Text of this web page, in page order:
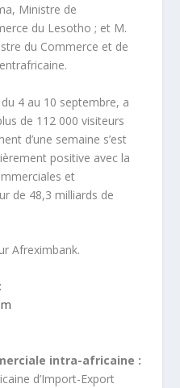
Ministre de
du Lesotho ; et M.
du Commerce et de
4 au 10 septembre, a
de 112 000 visiteurs
d’une semaine s’est
positive avec la
et
de 48,3 milliards de
Afreximbank.
intra-africaine :
d’Import-Export